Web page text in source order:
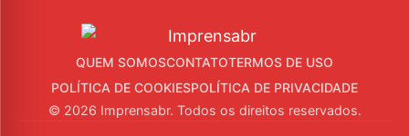
QUEM SOMOSCONTATOTERMOS DE USO
POLÍTICA DE COOKIESPOLÍTICA DE PRIVACIDADE
© 2026 Imprensabr. Todos os direitos reservados.